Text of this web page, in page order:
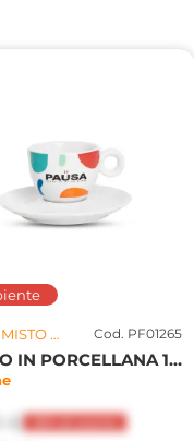
SFIZIO MISTO S.R.L. Cod. PF01265
PIATTO IN PORCELLANA 12,5CM 80CCX12PZ
€